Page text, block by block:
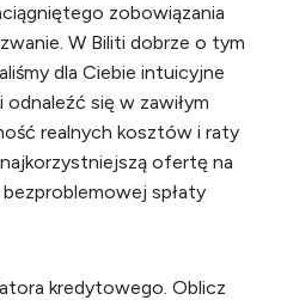
zobowiązania
W Biliti dobrze o tym
dla Ciebie intuicyjne
się w zawiłym
realnych kosztów i raty
ofertę na
spłaty
kredytowego. Oblicz